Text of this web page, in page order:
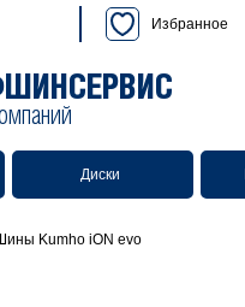
Избранное
Диски
Kumho iON evo